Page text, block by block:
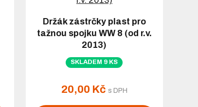
Držák zástrčky plast pro
tažnou spojku WW 8 (od r.v.
2013)
SKLADEM 9 KS
20,00 Kč s DPH